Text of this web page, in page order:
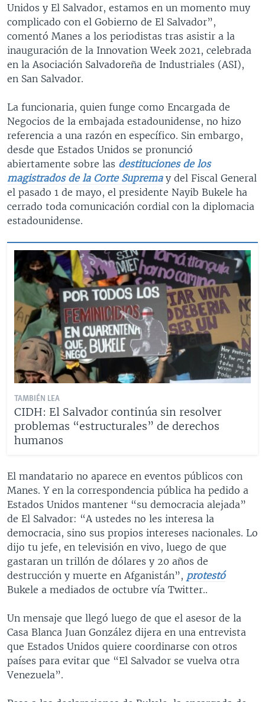
Unidos y El Salvador, estamos en un momento muy
complicado con el Gobierno de El Salvador”,
comentó Manes a los periodistas tras asistir a la
inauguración de la Innovation Week 2021, celebrada
en la Asociación Salvadoreña de Industriales (ASI),
en San Salvador.
La funcionaria, quien funge como Encargada de
Negocios de la embajada estadounidense, no hizo
referencia a una razón en específico. Sin embargo,
desde que Estados Unidos se pronunció
abiertamente sobre las destituciones de los
magistrados de la Corte Supremay del Fiscal General
el pasado 1 de mayo, el presidente Nayib Bukele ha
cerrado toda comunicación cordial con la diplomacia
estadounidense.
TAMBIÉN LEA
CIDH: El Salvador continúa sin resolver
problemas “estructurales” de derechos
humanos
El mandatario no aparece en eventos públicos con
Manes. Y en la correspondencia pública ha pedido a
Estados Unidos mantener “su democracia alejada”
de El Salvador: “A ustedes no les interesa la
democracia, sino sus propios intereses nacionales. Lo
dijo tu jefe, en televisión en vivo, luego de que
gastaran un trillón de dólares y 20 años de
destrucción y muerte en Afganistán”, protestó
Bukele a mediados de octubre vía Twitter..
Un mensaje que llegó luego de que el asesor de la
Casa Blanca Juan González dijera en una entrevista
que Estados Unidos quiere coordinarse con otros
países para evitar que “El Salvador se vuelva otra
Venezuela”.